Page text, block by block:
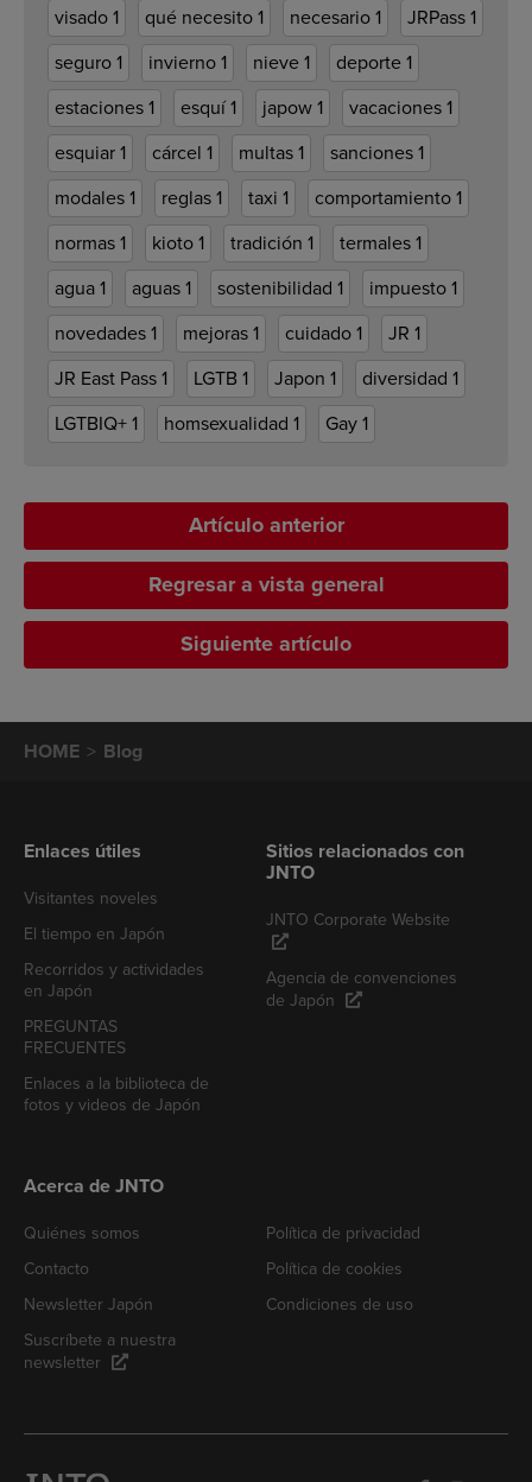
visado 1 qué necesito 1 necesario 1 JRPass 1
seguro 1 invierno 1 nieve 1 deporte 1
estaciones 1 esquí1 japow 1 vacaciones 1
esquiar 1 cárcel 1 multas 1 sanciones 1
modales 1 reglas 1 taxi 1 comportamiento 1
normas 1 kioto 1 tradición 1 termales 1
agua 1 aguas 1 sostenibilidad 1 impuesto 1
novedades 1 mejoras 1 cuidado 1 JR 1
JR East Pass 1 LGTB 1 Japon 1 diversidad 1
LGTBIQ+ 1 homsexualidad 1 Gay 1
Artículo anterior
Regresar a vista general
Siguiente artículo
HOME Blog
Enlaces útiles
Visitantes noveles
El tiempo en Japón
Recorridos y actividades
en Japón
PREGUNTAS
FRECUENTES
Enlaces a la biblioteca de
fotos y videos de Japón
Sitios relacionados con
JNTO
JNTO Corporate Website
Agencia de convenciones
de Japón
Acerca de JNTO
Quiénes somos
Contacto
Newsletter Japón
Suscríbete a nuestra
newsletter
Política de privacidad
Política de cookies
Condiciones de uso